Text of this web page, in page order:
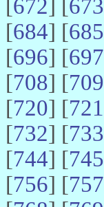
[672] [673
[684] [685
[696] [697
[708] [709
[720] [721
[732] [733
[744] [745
[756] [757